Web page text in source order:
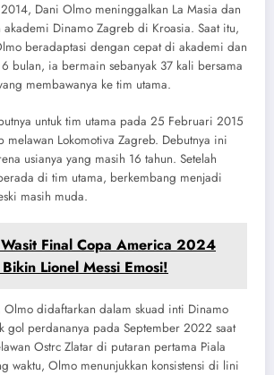
Dani Olmo meninggalkan La Masia dan
Dinamo Zagreb di Kroasia. Saat itu,
beradaptasi dengan cepat di akademi dan
bulan, ia bermain sebanyak 37 kali bersama
membawanya ke tim utama.
untuk tim utama pada 25 Februari 2015
melawan Lokomotiva Zagreb. Debutnya ini
usianya yang masih 16 tahun. Setelah
di tim utama, berkembang menjadi
masih muda.
Final Copa America 2024
Lionel Messi Emosi!
didaftarkan dalam skuad inti Dinamo
gol perdananya pada September 2022 saat
Ostrc Zlatar di putaran pertama Piala
waktu, Olmo menunjukkan konsistensi di lini